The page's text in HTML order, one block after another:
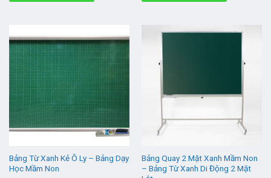
Bảng Từ Xanh Kẻ Ô Ly – Bảng Dạy
Học Mầm Non
Bảng Quay 2 Mặt Xanh Mầm Non
– Bảng Từ Xanh Di Động 2 Mặt